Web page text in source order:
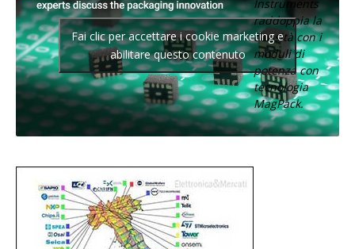
Instruments
raddoppia la
densità con i
moduli di
potenza con
tecnologia
MagPack.
Fai clic per accettare i cookie marketing e
abilitare questo contenuto